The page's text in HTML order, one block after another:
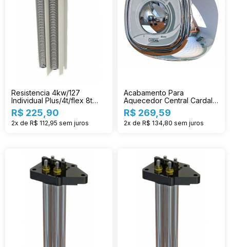
Resistencia 4kw/127
Individual Plus/4t/flex 8t
Cardal
R$ 225,90
2x de R$ 112,95 sem juros
Acabamento Para
Aquecedor Central Cardal
Cr Ac214
R$ 269,59
2x de R$ 134,80 sem juros